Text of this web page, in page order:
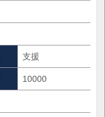
支援
10000